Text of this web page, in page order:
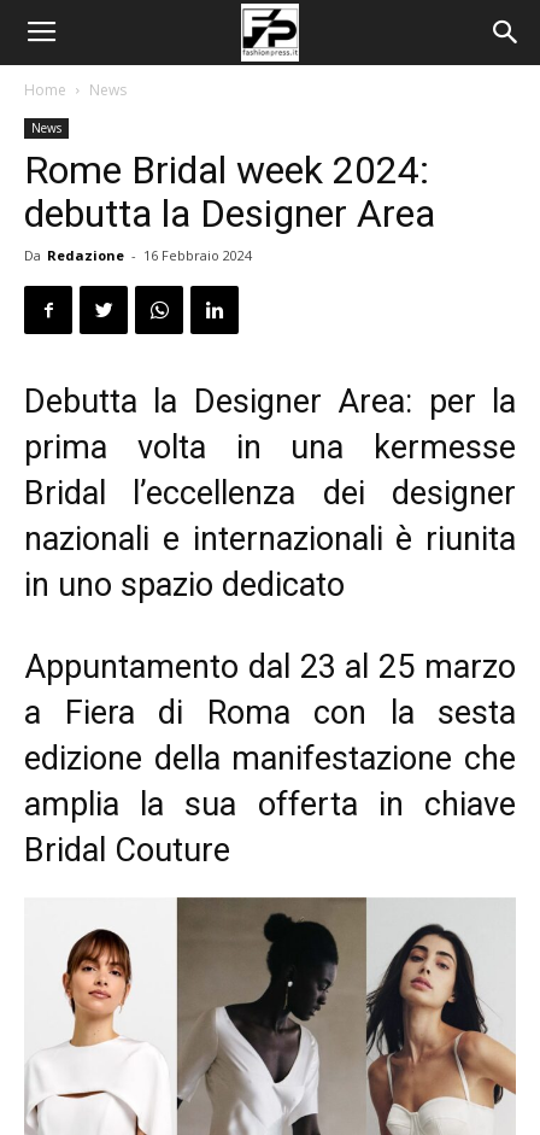
Home News
News
Rome Bridal week 2024:
debutta la Designer Area
Da Redazione - 16 Febbraio 2024
Debutta la Designer Area: per la
prima volta in una kermesse
Bridal l’eccellenza dei designer
nazionali e internazionali è riunita
in uno spazio dedicato
Appuntamento dal 23 al 25 marzo
a Fiera di Roma con la sesta
edizione della manifestazione che
amplia la sua offerta in chiave
Bridal Couture